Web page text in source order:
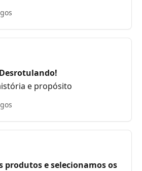
e propósito
produtos e selecionamos os